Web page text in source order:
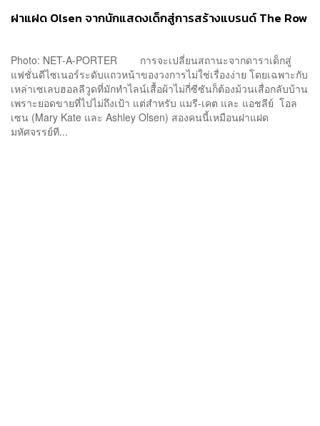
ฝาแฝด Olsen จากนักแสดงเด็กสู่การสร้างแบรนด์ The Row
Photo: NET-A-PORTER การจะเปลี่ยนสถานะจากดาราเด็กสู่
แฟชั่นดีไซเนอร์ระดับแถวหน้าของวงการไม่ใช่เรื่องง่าย โดยเฉพาะกับ
เหล่าเซเลบฮอลลีวูดที่มักทำไลน์เสื้อผ้าไม่กี่ซีซันก็ต้องม้วนเสื่อกลับบ้าน
เพราะยอดขายที่ไปไม่ถึงเป้า แต่สำหรับ แมรี-เคต และ แอชลีย์ โอล
เซน (Mary Kate และ Ashley Olsen) สองคนนี้เหมือนฝาแฝด
มหัศจรรย์ที...